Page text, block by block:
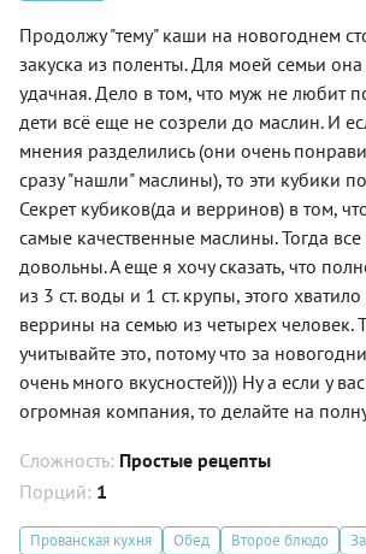
Продолжу "тему" каши на новогоднем
закуска из поленты. Для моей семьи она
удачная. Дело в том, что муж не любит
дети всё еще не созрели до маслин. И
мнения разделились (они очень
сразу "нашли" маслины), то эти кубики
Секрет кубиков(да и верринов) в том,
самые качественные маслины. Тогда все
довольны. А еще я хочу сказать, что
из 3 ст. воды и 1 ст. крупы, этого
веррины на семью из четырех человек.
учитывайте это, потому что за
очень много вкусностей))) Ну а если у
огромная компания, то делайте на
Сложность: Простые рецепты
Порций: 1
Прованская кухня Обед Второе блюдо